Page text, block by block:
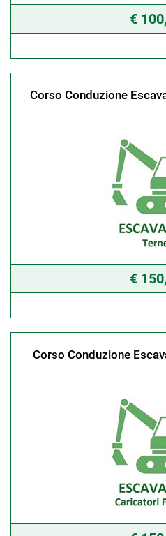
€
Corso Conduzione
€
Corso Conduzione